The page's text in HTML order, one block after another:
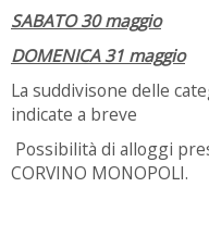
SABATO 30 maggio
DOMENICA 31 maggio
La suddivisone delle
indicate a breve
Possibilità di alloggi
CORVINO MONOPOLI.